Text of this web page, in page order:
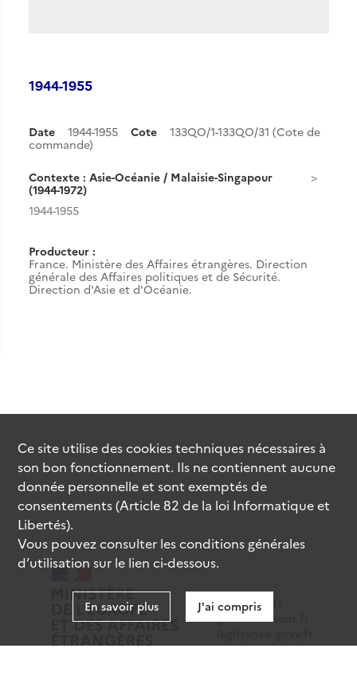
1944-1955
Date 1944-1955 Cote
133QO/1-133QO/31 (Cote de
commande)
Contexte : Asie-Océanie / Malaisie-Singapour
(1944-1972)
1944-1955
Producteur :
France. Ministère des Affaires étrangères. Direction
générale des Affaires politiques et de Sécurité.
Direction d'Asie et d'Océanie.
data.gouv.fr
gouvernement.fr
service-public.fr
Ce site utilise descookiestechniques nécessaires à
son bon fonctionnement. Ils ne contiennent aucune
donnée personnelle et sont exemptés de
consentements (Article 82 de la loi Informatique et
Libertés).
Vous pouvez consulter les conditions générales
d’utilisation sur le lien ci-dessous.
En savoir plus J'ai compris